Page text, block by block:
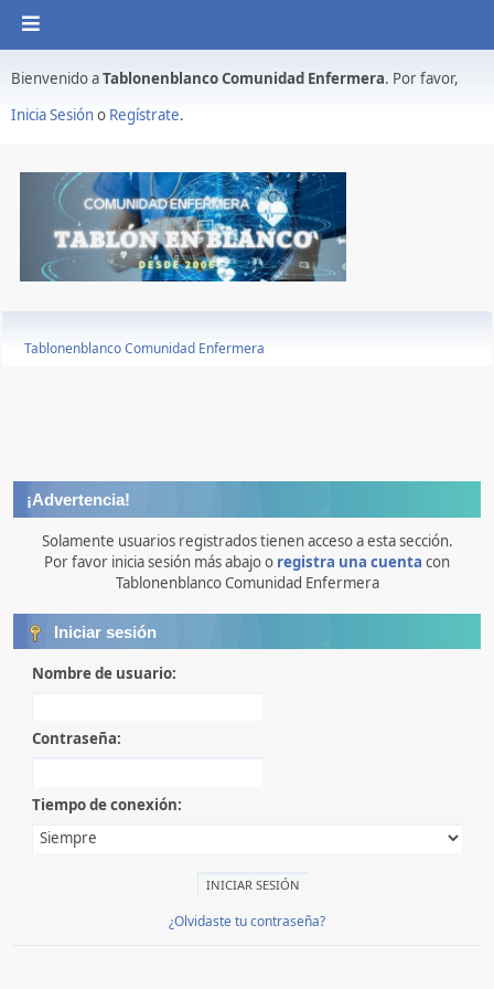
Bienvenido aTablonenblanco Comunidad Enfermera. Por favor,
Inicia Sesióno Regístrate.
Tablonenblanco Comunidad Enfermera
¡Advertencia!
Solamente usuarios registrados tienen acceso a esta sección.
Por favor inicia sesión más abajo o registra una cuenta con
Tablonenblanco Comunidad Enfermera
Iniciar sesión
Nombre de usuario:
Contraseña:
Tiempo de conexión:
¿Olvidaste tu contraseña?